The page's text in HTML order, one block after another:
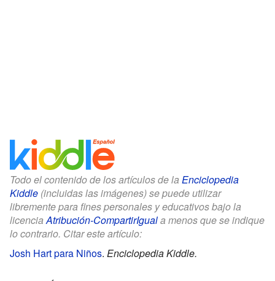
Todo el contenido de los artículos de la Enciclopedia
Kiddle (incluidas las imágenes) se puede utilizar
libremente para fines personales y educativos bajo la
licenciaAtribución-CompartirIguala menos que se indique
lo contrario. Citar este artículo:
Josh Hart para Niños. Enciclopedia Kiddle.